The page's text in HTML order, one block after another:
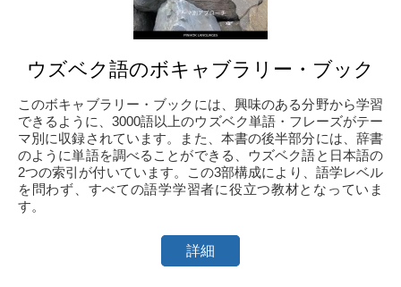
ウズベク語のボキャブラリー・ブック
このボキャブラリー・ブックには、興味のある分野から学習
できるように、3000語以上のウズベク単語・フレーズがテー
マ別に収録されています。また、本書の後半部分には、辞書
のように単語を調べることができる、ウズベク語と日本語の
2つの索引が付いています。この3部構成により、語学レベル
を問わず、すべての語学学習者に役立つ教材となっていま
す。
詳細